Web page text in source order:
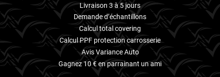
Livraison 3 à 5 jours
Demande d’échantillons
Calcul total covering
Calcul PPF protection carrosserie
Avis Variance Auto
Gagnez 10 € en parrainant un ami